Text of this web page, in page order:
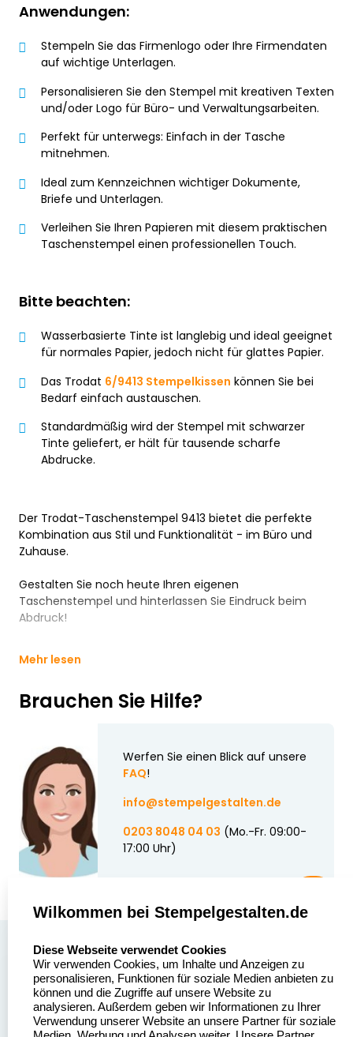
Anwendungen:
Stempeln Sie das Firmenlogo oder Ihre Firmendaten
auf wichtige Unterlagen.
Personalisieren Sie den Stempel mit kreativen Texten
und/oder Logo für Büro- und Verwaltungsarbeiten.
Perfekt für unterwegs: Einfach in der Tasche
mitnehmen.
Ideal zum Kennzeichnen wichtiger Dokumente,
Briefe und Unterlagen.
Verleihen Sie Ihren Papieren mit diesem praktischen
Taschenstempel einen professionellen Touch.
Bitte beachten:
Wasserbasierte Tinte ist langlebig und ideal geeignet
für normales Papier, jedoch nicht für glattes Papier.
Das Trodat 6/9413 Stempelkissen können Sie bei
Bedarf einfach austauschen.
Standardmäßig wird der Stempel mit schwarzer
Tinte geliefert, er hält für tausende scharfe
Abdrucke.
Der Trodat-Taschenstempel 9413 bietet die perfekte
Kombination aus Stil und Funktionalität - im Büro und
Zuhause.
Gestalten Sie noch heute Ihren eigenen
Taschenstempel und hinterlassen Sie Eindruck beim
Abdruck!
Mehr lesen
Brauchen Sie Hilfe?
Werfen Sie einen Blick auf unsere
FAQ!
info@stempelgestalten.de
0203 8048 04 03 (Mo.-Fr. 09:00-
17:00 Uhr)
Stempelgestalten.de
Asterlager Straße 97
47228 Duisburg
Deutschland
Über uns
Sitemap
Alle
Stempelinformationen
Wilkommen bei Stempelgestalten.de
Diese Webseite verwendet Cookies
Wir verwenden Cookies, um Inhalte und Anzeigen zu
personalisieren, Funktionen für soziale Medien anbieten zu
können und die Zugriffe auf unsere Website zu
analysieren. Außerdem geben wir Informationen zu Ihrer
Verwendung unserer Website an unsere Partner für soziale